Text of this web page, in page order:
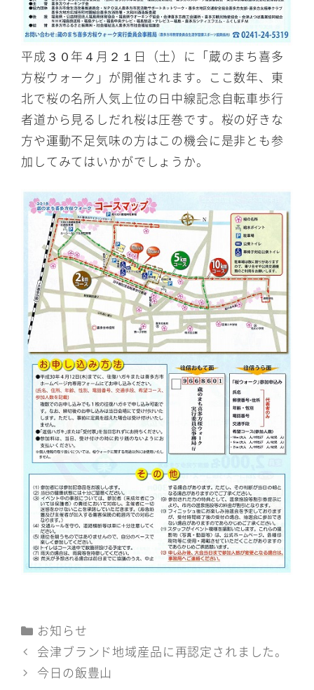
平成３０年４月２１日（土）に「蔵のまち喜多
方桜ウォーク」が開催されます。ここ数年、東
北で桜の名所人気上位の日中線記念自転車歩行
者道から見るしだれ桜は圧巻です。桜の好きな
方や運動不足気味の方はこの機会に是非とも参
加してみてはいかがでしょうか。
カ
テ
ゴ
リ
お知らせ
会津ブランド地域産品に再認定されました。
今日の飯豊山